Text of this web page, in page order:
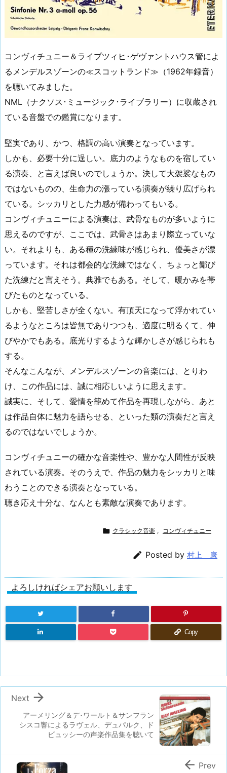
コンヴィチュニー＆ライプツィヒ･ゲヴァントハウス管によ
るメンデルスゾーンの≪スコットランド≫（1962年録音）
を聴いてみました。
NML（ナクソス･ミュージック･ライブラリー）に収蔵され
ている音盤での鑑賞になります。
堅実であり、かつ、格調の高い演奏となっています。
しかも、必要十分に逞しい。底力のようなものを宿してい
る演奏、と言えば良いのでしょうか。決して大袈裟なもの
ではないものの、生命力の漲っている演奏が繰り広げられ
ている。シッカリとした力感が備わってもいる。
コンヴィチュニーによる演奏は、武骨なものが多いように
思えるのですが、ここでは、武骨さはあまり際立っていな
い。それよりも、ある種の洗練味が感じられ、優美さが漂
っています。それは都会的な洗練ではなく、ちょっと鄙び
た洗練だと言えそう。典雅でもある。そして、暖かみを帯
びたものとなっている。
しかも、堅苦しさが全くない。有頂天になって浮かれてい
るようなところは皆無でありつつも、適度に明るくて、伸
びやかでもある。底光りするような輝かしさが感じられも
する。
そんなこんなが、メンデルスゾーンの音楽には、とりわ
け、この作品には、誠に相応しいように思えます。
誠実に、そして、愛情を籠めて作品を再現しながら、あと
は作品自体に魅力を語らせる、といった類の演奏だと言え
るのではないでしょうか。
コンヴィチュニーの確かな音楽性や、豊かな人間性が反映
されている演奏。そのうえで、作品の魅力をシッカリと味
わうことのできる演奏となっている。
聴き応え十分な、なんとも素敵な演奏であります。
 クラシック音楽 , コンヴィチュニー
 Posted by 村上 康
よろしければシェアお願いします
Copy
アーメリング＆デ･ワールト＆サンフラン
シスコ響によるラヴェル、デュパルク、ド
ビュッシーの声楽作品集を聴いて

Next
 Prev